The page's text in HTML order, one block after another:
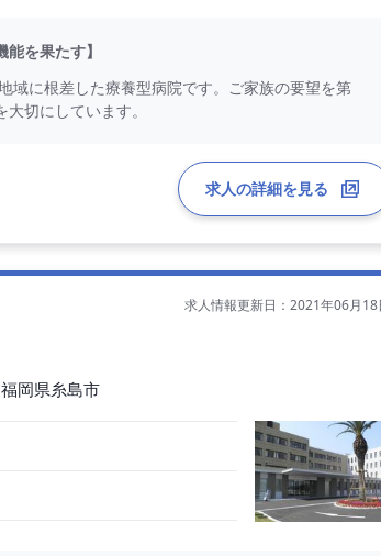
を果たす】
域に根差した療養型病院です。ご家族の要望を第
切にしています。
求人の詳細を見る
求人情報更新日：2021年06月18
福岡県糸島市